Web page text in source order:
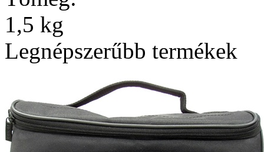
1,5 kg
Legnépszerűbb termékek